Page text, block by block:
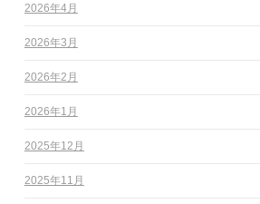
2026年4月
2026年3月
2026年2月
2026年1月
2025年12月
2025年11月